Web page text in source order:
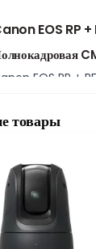
EOS RP
EOS RP +
в
качества. Это
Серийная съемка
Скорость серийной
съемки людей,
товары